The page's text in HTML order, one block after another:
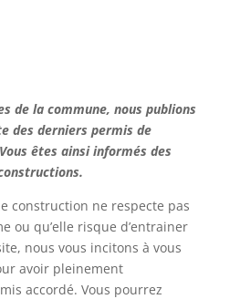
de la commune, nous publions
des derniers permis de
êtes ainsi informés des
construction ne respecte pas
ou qu’elle risque d’entrainer
nous vous incitons à vous
avoir pleinement
accordé. Vous pourrez